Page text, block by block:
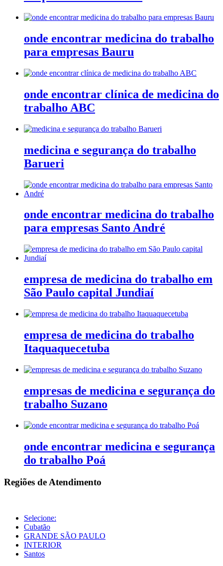
onde encontrar medicina do trabalho
para empresas Bauru
onde encontrar clínica de medicina do
trabalho ABC
medicina e segurança do trabalho
Barueri
onde encontrar medicina do trabalho
para empresas Santo André
empresa de medicina do trabalho em
São Paulo capital Jundiaí
empresa de medicina do trabalho
Itaquaquecetuba
empresas de medicina e segurança do
trabalho Suzano
onde encontrar medicina e segurança
do trabalho Poá
Regiões de Atendimento
Selecione:
Cubatão
GRANDE SÃO PAULO
INTERIOR
Santos